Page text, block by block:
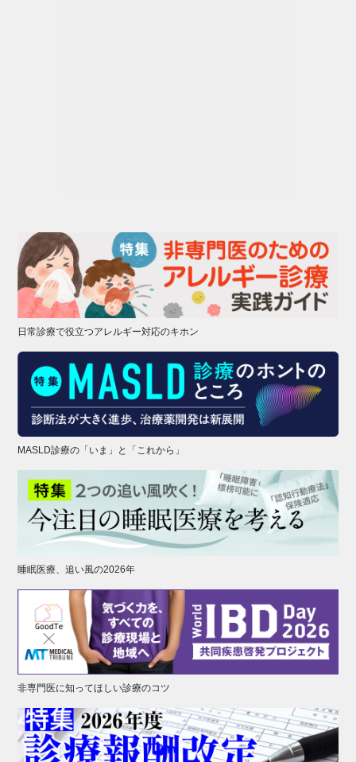
日常診療で役立つアレルギー対応のキホン
MASLD診療の「いま」と「これから」
睡眠医療、追い風の2026年
非専門医に知ってほしい診療のコツ